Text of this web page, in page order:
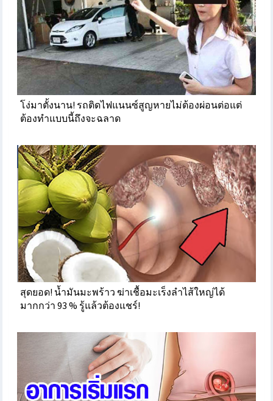
โง่มาตั้งนาน! รถติดไฟแนนซ์สูญหายไม่ต้องผ่อนต่อแต่
ต้องทำแบบนี้ถึงจะฉลาด
สุดยอด! น้ำมันมะพร้าว ฆ่าเชื้อมะเร็งลำไส้ใหญ่ได้
มากกว่า 93 % รู้แล้วต้องแชร์!